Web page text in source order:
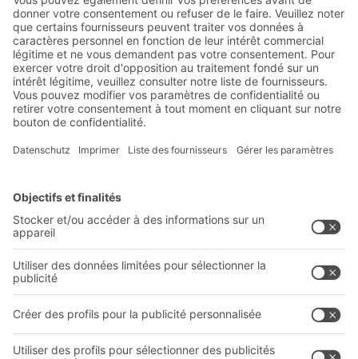
Actualités de l'entrepôt et de
la logistique
Réductions exclusives
Innovations
S'inscrire à la newsletter
Solutions BITO
Solutions intralogistiques
Bacs en matière plastique
Systèmes de rayonnages
Prestations de service
LE PRO DU STOCKAGE
Entreprise Follow us